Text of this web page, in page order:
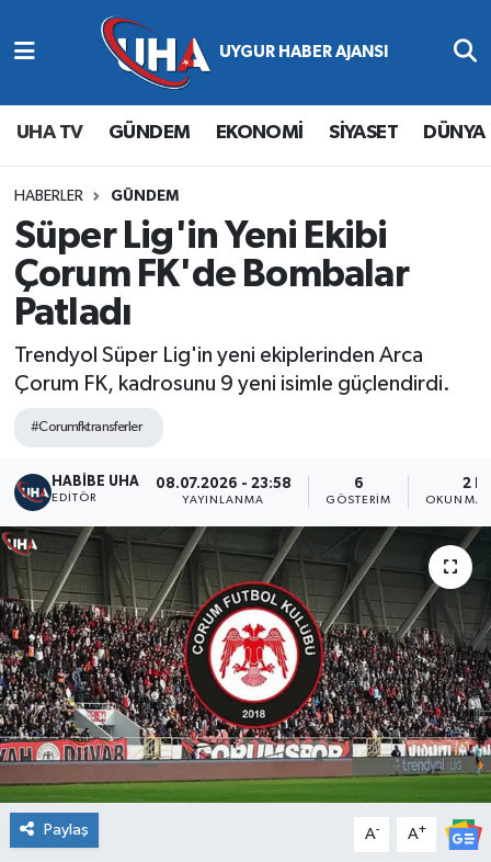
UHA TV GÜNDEM EKONOMİ SİYASET DÜNYA
HABERLER GÜNDEM
Süper Lig'in Yeni Ekibi
Çorum FK'de Bombalar
Patladı
Trendyol Süper Lig'in yeni ekiplerinden Arca
Çorum FK, kadrosunu 9 yeni isimle güçlendirdi.
#Corumfktransferler
HABİBE UHA
EDITÖR
08.07.2026 - 23:58
YAYINLANMA
6
GÖSTERIM
2
OKUNMA
Paylaş A- A+
Abone Ol
Gündem
Ekonomi
Magazin
Siyaset
Spor
Yaşam
Nöbetçi Eczaneler
Hava Durumu
Namaz Vakitleri
Trafik Durumu
Süper Lig Puan Durumu ve Fikstür
Tüm Manşetler
Son Dakika Haberleri
Haber Arşivi